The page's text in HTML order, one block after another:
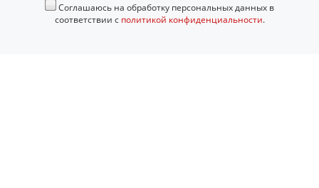
Соглашаюсь на обработку персональных данных в
соответствии с политикой конфиденциальности.